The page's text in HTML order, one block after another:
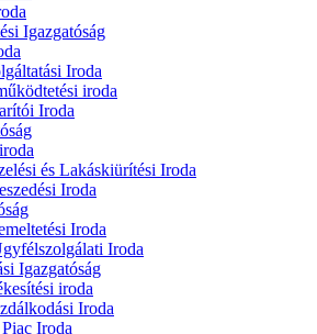
Igazgatóság
Iroda
iroda
Iroda
és Lakáskiürítési Iroda
Iroda
Iroda
Iroda
Igazgatóság
iroda
Iroda
Iroda